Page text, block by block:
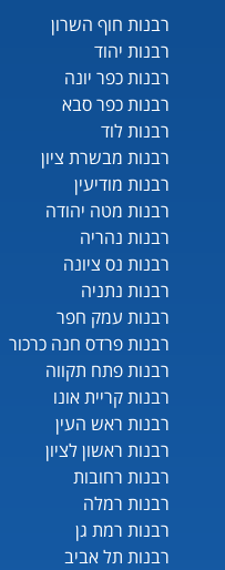
רבנות חוף השרון
רבנות יהוד
רבנות כפר יונה
רבנות כפר סבא
רבנות לוד
רבנות מבשרת ציון
רבנות מודיעין
רבנות מטה יהודה
רבנות נהריה
רבנות נס ציונה
רבנות נתניה
רבנות עמק חפר
רבנות פרדס חנה כרכור
רבנות פתח תקווה
רבנות קריית אונו
רבנות ראש העין
רבנות ראשון לציון
רבנות רחובות
רבנות רמלה
רבנות רמת גן
רבנות תל אביב